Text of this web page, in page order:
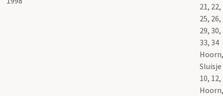
21,
25,
29,
33, 34
Sluisje
10,
Hoorn,